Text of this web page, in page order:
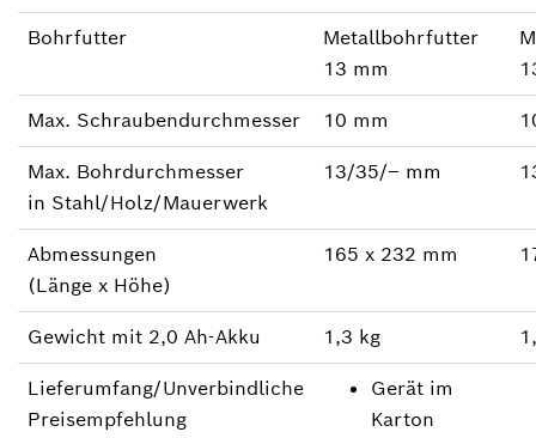
Bohrfutter
Metallbohrfutter
13 mm
Max. Schraubendurchmesser 10 mm
Max. Bohrdurchmesser
in Stahl/Holz/Mauerwerk
13/35/‒ mm
Abmessungen
(Länge x Höhe)
165 x 232 mm
Gewicht mit 2,0 Ah-Akku 1,3 kg
Lieferumfang/Unverbindliche
Preisempfehlung
Gerät im
Karton